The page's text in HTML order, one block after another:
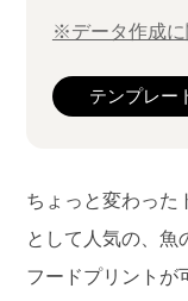
※データ作成
テンプレー
ちょっと変わった
として人気の、魚
フードプリントが